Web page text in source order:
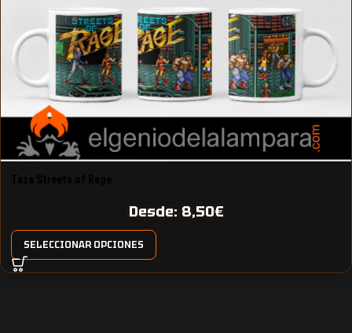
Desde: 8,50€
SELECCIONAR OPCIONES